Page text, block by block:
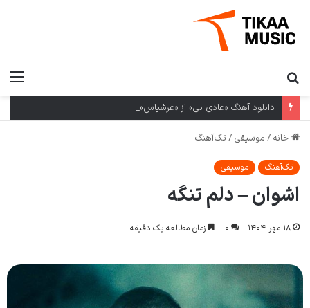
دانلود آهنگ «عادی نی» از «عرشیاس» با کیفیت ۳۲۰ و متن ترانه
خانه / موسیقی / تک‌آهنگ
تک‌آهنگ موسیقی
اشوان – دلم تنگه
۱۸ مهر ۱۴۰۴ ۰ زمان مطالعه یک دقیقه